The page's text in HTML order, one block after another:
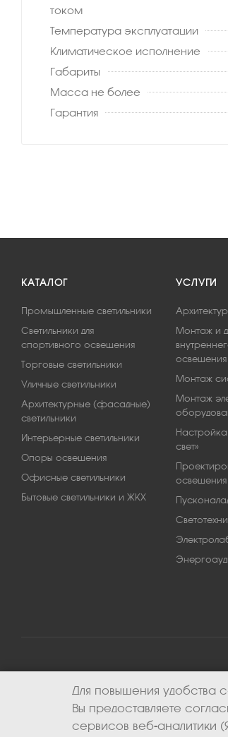
током
Температура эксплуатации
Климатическое исполнение
Габариты
Масса не более
Гарантия
КАТАЛОГ
Промышленные светильники
Светильники для
спортивного освещения
Торговые светильники
Уличные светильники
Архитектурные (фасадные)
светильники
Интерьерные светильники
Опоры освещения
Офисные светильники
Бытовые светильники и ЖКХ
УСЛУГИ
Монтаж и
освещения
Монтаж
Монтаж
свет»
освещения
2026 © ООО «Апекс-энерго». Все права
Для повышения удобства
Вы предоставляете
сервисов веб-аналитики